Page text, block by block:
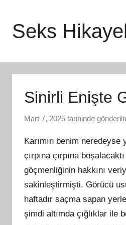
Seks
Sinirli Enişte
Mart 7, 2025 tarihinde
Karımın benim
çırpına çırpına
göçmenliğinin hakkını
sakinleştirmişti. Görücü
haftadır saçma sapan
şimdi altımda çığlıklar ile